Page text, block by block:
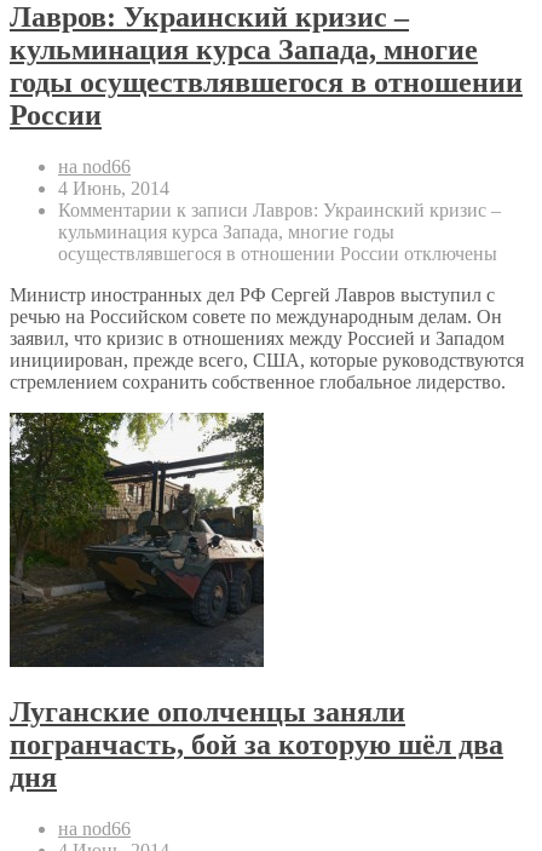
Лавров: Украинский кризис –
кульминация курса Запада, многие
годы осуществлявшегося в отношении
России
на nod66
4 Июнь, 2014
Комментарии к записи Лавров: Украинский кризис –
кульминация курса Запада, многие годы
осуществлявшегося в отношении России отключены
Министр иностранных дел РФ Сергей Лавров выступил с
речью на Российском совете по международным делам. Он
заявил, что кризис в отношениях между Россией и Западом
инициирован, прежде всего, США, которые руководствуются
стремлением сохранить собственное глобальное лидерство.
Луганские ополченцы заняли
погранчасть, бой за которую шёл два
дня
на nod66